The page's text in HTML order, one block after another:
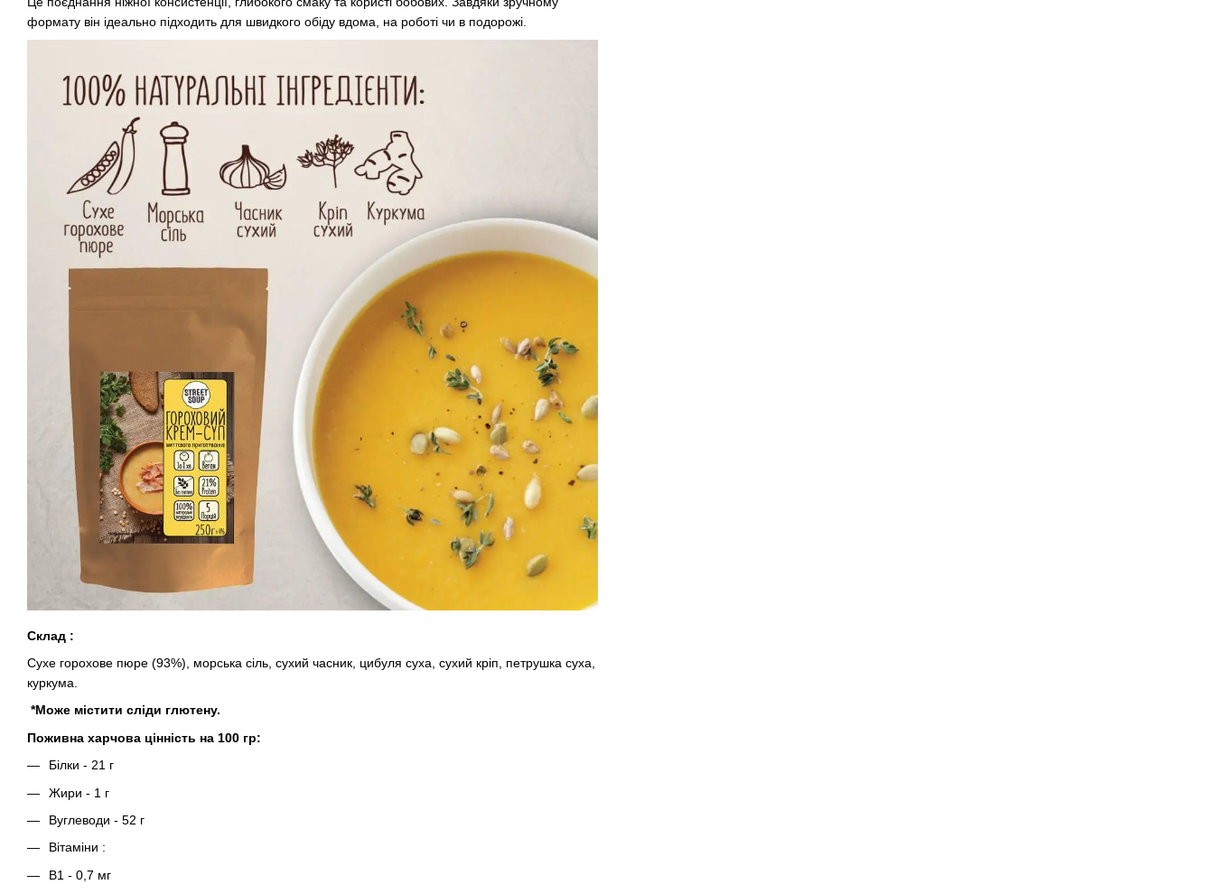
формату він ідеально підходить для швидкого обіду вдома, на роботі чи в подорожі.
Склад :
Сухе горохове пюре (93%), морська сіль, сухий часник, цибуля суха, сухий кріп, петрушка суха,
куркума.
*Може містити сліди глютену.
Поживна харчова цінність на 100 гр:
Білки - 21 г
Жири - 1 г
Вуглеводи - 52 г
Вітаміни :
B1 - 0,7 мг